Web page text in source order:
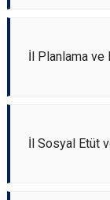
İl Planlama ve
İl Sosyal Etüt